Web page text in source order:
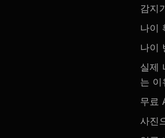
감지
나이
나이
실제
는 이
무료
사진